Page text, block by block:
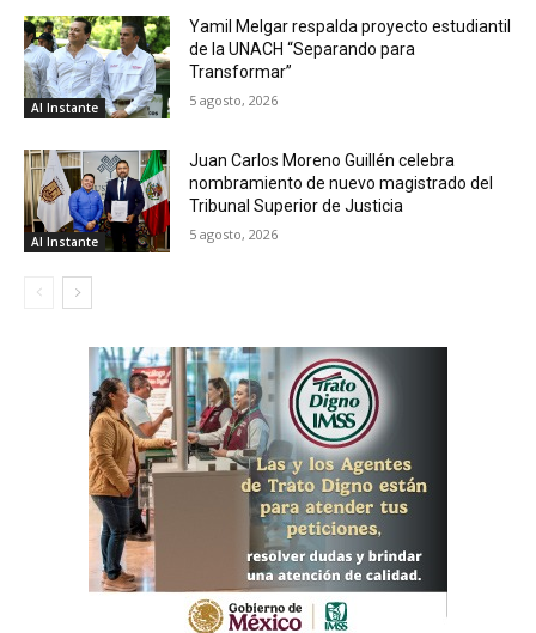
Al Instante
Yamil Melgar respalda proyecto estudiantil
de la UNACH “Separando para
Transformar”
5 agosto, 2026
Al Instante
Juan Carlos Moreno Guillén celebra
nombramiento de nuevo magistrado del
Tribunal Superior de Justicia
5 agosto, 2026